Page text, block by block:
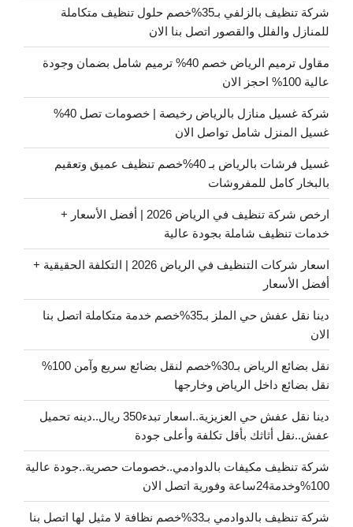
شركة تنظيف بالزلفي بـ35%خصم حلول تنظيف متكاملة
للمنازل والفلل والقصور اتصل بنا الان
مقاول ترميم الرياض خصم 40% ترميم شامل بضمان وجودة
عالية 100% احجز الان
شركة غسيل منازل بالرياض رخيصة | خصومات تصل 40%
غسيل المنزل شامل تواصل الان
غسيل فرشات بالرياض بـ 40%خصم تنظيف عميق وتعقيم
بالبخار كامل للمفروشات
ارخص شركة تنظيف في الرياض 2026 | أفضل الأسعار +
خدمات تنظيف شاملة بجودة عالية
اسعار شركات التنظيف في الرياض 2026 | التكلفة الحقيقية +
أفضل الأسعار
دينا نقل عفش حي الملز بـ35%خصم خدمة متكاملة اتصل بنا
الان
نقل بضائع الرياض بـ30%خصم لنقل بضائع سريع وآمن 100%
نقل بضائع داخل الرياض وخارجها
دينا نقل عفش حي العزيزية..اسعار تبدء350 ريال..دينه تحميل
عفش..نقل أثاثك بأقل تكلفة وأعلى جودة
شركة تنظيف مكيفات بالدوادمي..خصومات حصرية..جودة عالية
100%وخدمة24ساعة وفورية اتصل الان
شركة تنظيف بالدوادمي بـ33%خصم نظافة لا مثيل لها اتصل بنا